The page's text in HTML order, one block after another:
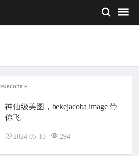
»
神仙级美图，bekejacoba image 带
你飞
2024-05-10 294